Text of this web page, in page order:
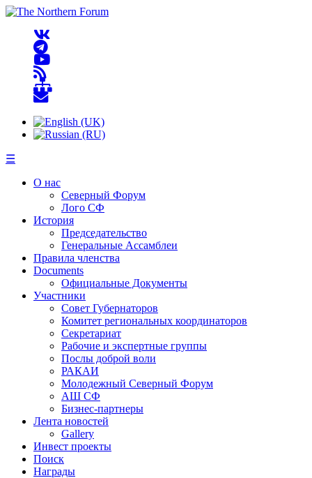
☰
О нас
Северный Форум
Лого СФ
История
Председательство
Генеральные Ассамблеи
Правила членства
Documents
Официальные Документы
Участники
Совет Губернаторов
Комитет региональных координаторов
Секретариат
Рабочие и экспертные группы
Послы доброй воли
РАКАИ
Молодежный Северный Форум
АШ СФ
Бизнес-партнеры
Лента новостей
Gallery
Инвест проекты
Поиск
Награды